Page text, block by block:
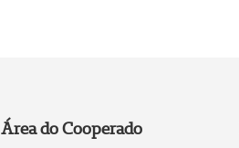
Área do Cooperado